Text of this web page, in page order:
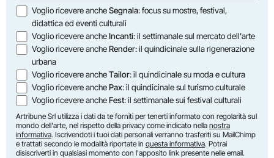
Opzioni
Voglio ricevere ancheSegnala: focus su mostre, festival,
didattica ed eventi culturali
Voglio ricevere ancheIncanti: il settimanale sul mercato dell'arte
Voglio ricevere ancheRender: il quindicinale sulla rigenerazione
urbana
Voglio ricevere ancheTailor: il quindicinale su moda e cultura
Voglio ricevere anchePax: il quindicinale sul turismo culturale
Voglio ricevere ancheFest: il settimanale sui festival culturali
Artribune Srl utilizza i dati da te forniti per tenerti informato con regolarità sul
mondo dell'arte, nel rispetto della privacy come indicato nella nostra
informativa. Iscrivendoti i tuoi dati personali verranno trasferiti su MailChimp
e trattati secondo le modalità riportate in questa informativa. Potrai
disiscriverti in qualsiasi momento con l'apposito link presente nelle email.